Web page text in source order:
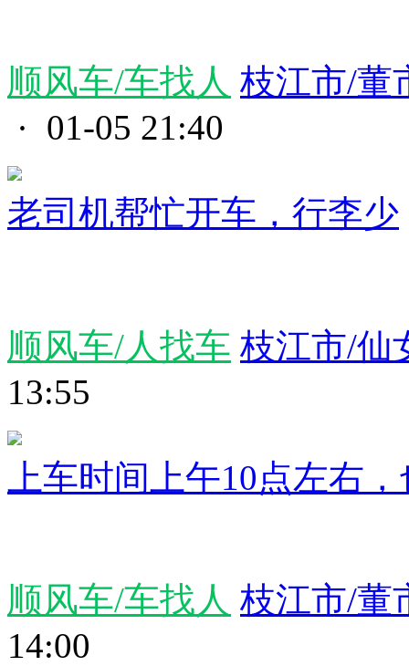
顺风车/车找人 枝江市/董
· 01-05 21:40
老司机️帮忙开车，行李少
顺风车/人找车 枝江市/仙
13:55
上车时间上午10点左右
顺风车/车找人 枝江市/董
14:00